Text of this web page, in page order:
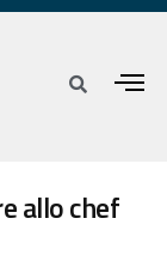
allo chef